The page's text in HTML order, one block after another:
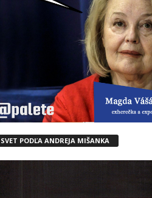
SVET PODĽA ANDREJA MIŠANKA